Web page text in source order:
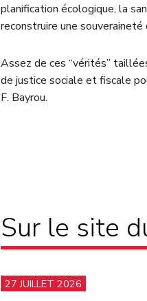
planification écologique, la
reconstruire une
Assez de ces “vérités”
de justice sociale et fiscale
F. Bayrou.
Sur le site
27 JUILLET 2026